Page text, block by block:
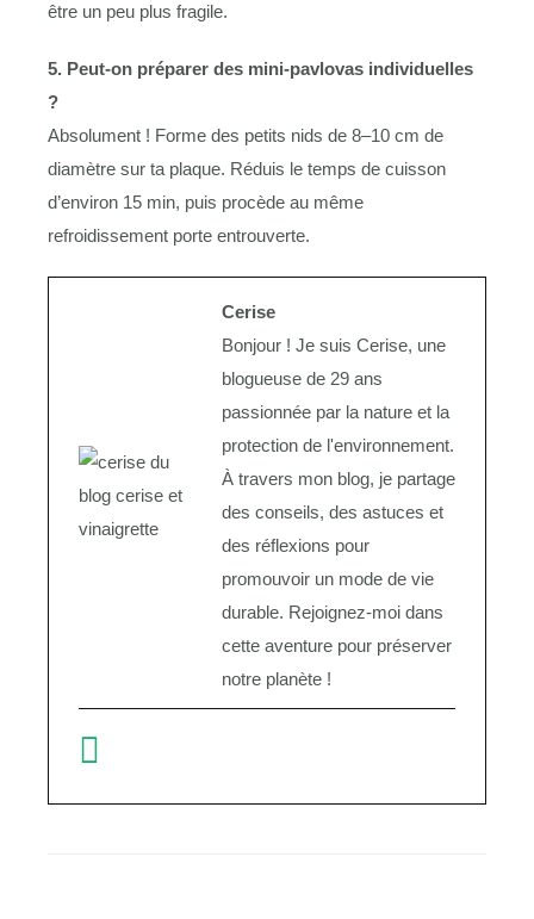
être un peu plus fragile.
5. Peut-on préparer des mini-pavlovas individuelles
?
Absolument ! Forme des petits nids de 8–10 cm de
diamètre sur ta plaque. Réduis le temps de cuisson
d’environ 15 min, puis procède au même
refroidissement porte entrouverte.
Cerise
Bonjour ! Je suis Cerise, une
blogueuse de 29 ans
passionnée par la nature et la
protection de l'environnement.
À travers mon blog, je partage
des conseils, des astuces et
des réflexions pour
promouvoir un mode de vie
durable. Rejoignez-moi dans
cette aventure pour préserver
notre planète !